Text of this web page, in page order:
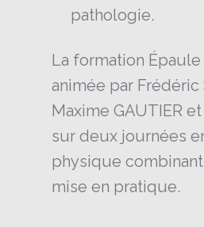
pathologie.
La formation Épaule
animée par Frédéric
Maxime GAUTIER
sur deux journées
physique
mise en pratique.